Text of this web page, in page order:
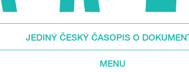
JEDINÝ ČESKÝ ČASOPIS O
MENU